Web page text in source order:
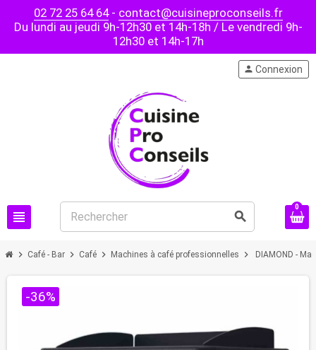
02 72 25 64 64- contact@cuisineproconseils.fr
Du lundi au jeudi 9h-12h30 et 14h-18h / Le vendredi 9h-
12h30 et 14h-17h
view_headline search
person Connexion
0
chevron_right Café - Bar chevron_right Café chevron_right Machines à café professionnelles chevron_right DIAMOND -
-36%